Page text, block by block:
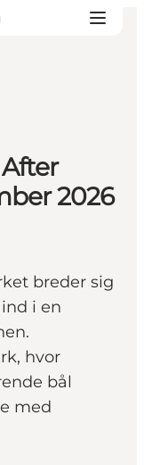
2026
breder sig
i en
hvor
bål
med